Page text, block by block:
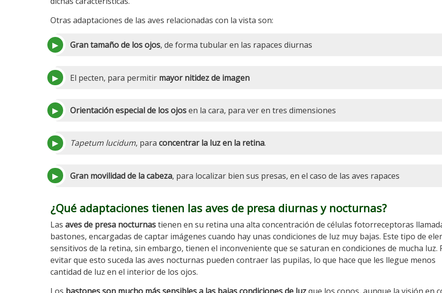
Otras adaptaciones de las aves relacionadas con la vista son:
Gran tamaño de los ojos, de forma tubular en las rapaces diurnas
El pecten, para permitir mayor nitidez de imagen
Orientación especial de los ojosen la cara, para ver en tres dimensiones
Tapetum lucidum, paraconcentrar la luz en la retina.
Gran movilidad de la cabeza, para localizar bien sus presas, en el caso de las aves rapaces
¿Qué adaptaciones tienen las aves de presa diurnas y nocturnas?
Las aves de presa nocturnastienen en su retina una alta concentración de células fotorreceptoras
bastones, encargadas de captar imágenes cuando hay unas condiciones de luz muy bajas. Este tipo de
sensitivos de la retina, sin embargo, tienen el inconveniente que se saturan en condiciones de mucha luz.
evitar que esto suceda las aves nocturnas pueden contraer las pupilas, lo que hace que les llegue menos
cantidad de luz en el interior de los ojos.